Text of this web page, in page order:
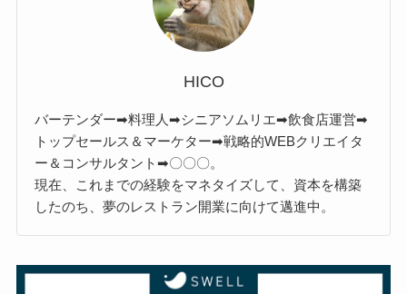
HICO
バーテンダー➡料理人➡シニアソムリエ➡飲食店運営➡
トップセールス＆マーケター➡戦略的WEBクリエイタ
ー＆コンサルタント➡〇〇〇。
現在、これまでの経験をマネタイズして、資本を構築
したのち、夢のレストラン開業に向けて邁進中。